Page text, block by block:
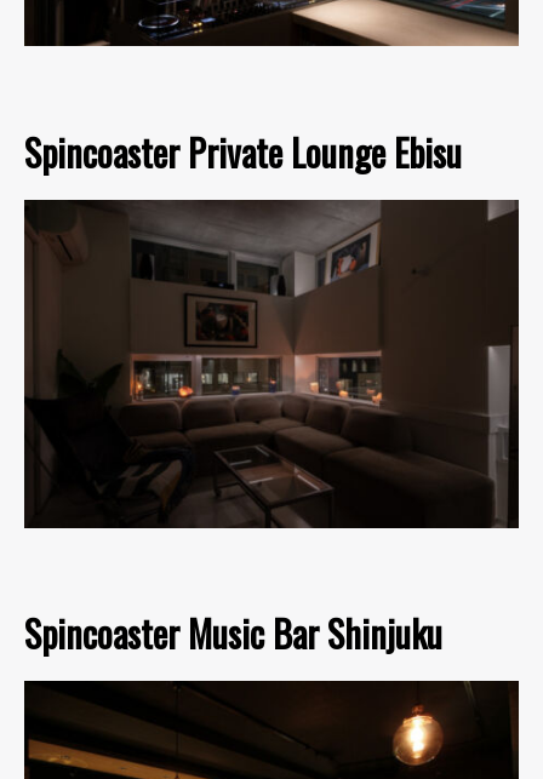
Spincoaster Private Lounge Ebisu
Spincoaster Music Bar Shinjuku